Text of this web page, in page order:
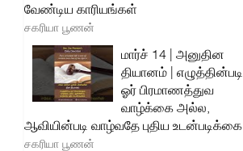
வேண்டிய காரியங்கள்
சகரியா பூணன்
மார்ச் 14 | அனுதின
தியானம் | எழுத்தின்படி
ஓர் பிரமாணத்துவ
வாழ்க்கை அல்ல,
ஆவியின்படி வாழ்வதே புதிய உடன்படிக்கை
சகரியா பூணன்